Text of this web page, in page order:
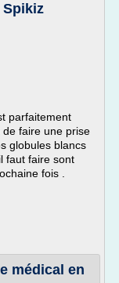
Spikiz
parfaitement
faire une prise
globules blancs
faut faire sont
fois .
médical en